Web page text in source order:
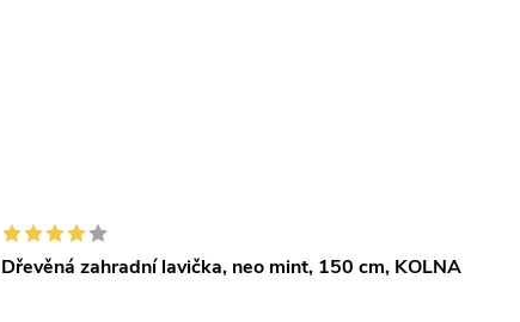
Dřevěná zahradní lavička, neo mint, 150 cm, KOLNA